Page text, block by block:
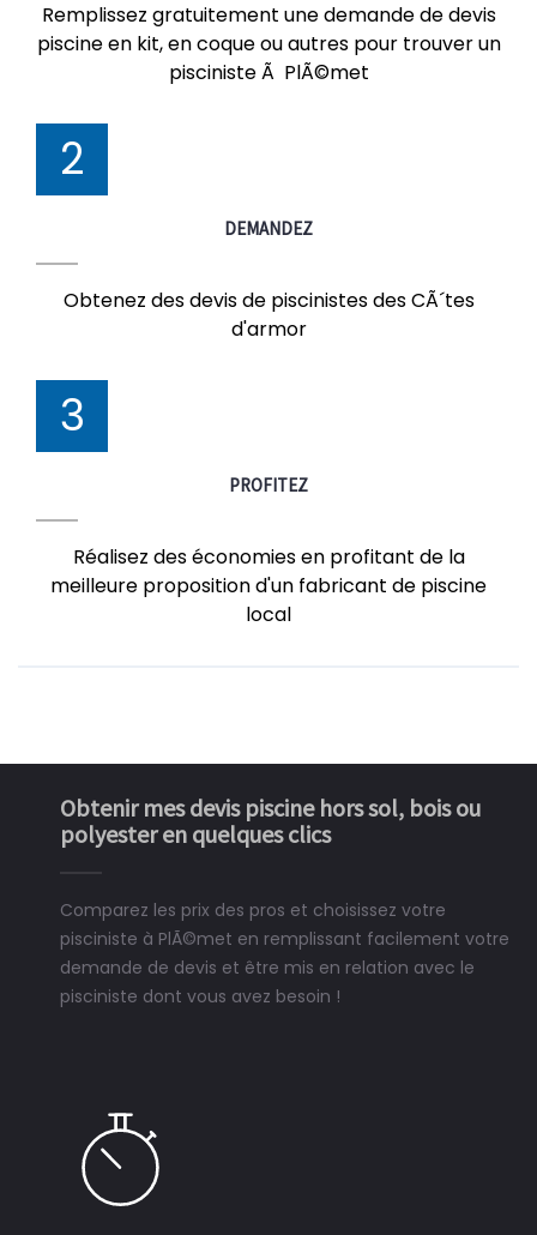
Remplissez gratuitement une demande de devis
piscine en kit, en coque ou autres pour trouver un
pisciniste Ã PlÃ©met
2
DEMANDEZ
Obtenez des devis de piscinistes des CÃ´tes
d'armor
3
PROFITEZ
Réalisez des économies en profitant de la
meilleure proposition d'un fabricant de piscine
local
Obtenir mes devis piscine hors sol, bois ou
polyester en quelques clics
Comparez les prix des pros et choisissez votre
pisciniste à PlÃ©met en remplissant facilement votre
demande de devis et être mis en relation avec le
pisciniste dont vous avez besoin !